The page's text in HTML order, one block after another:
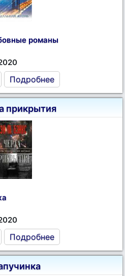
романы
Подробнее
прикрытия
Подробнее